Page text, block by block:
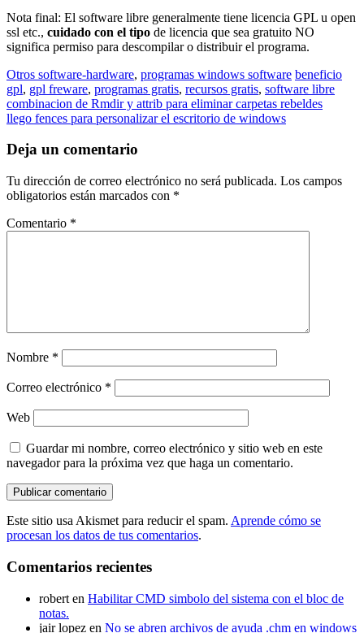
Nota final: El software libre generalmente tiene licencia GPL u open
ssl etc., cuidado con el tipo de licencia que sea gratuito NO
significa permiso para descompilar o distribuir el programa.
Otros software-hardware, programas windows software beneficio
gpl, gpl freware, programas gratis, recursos gratis, software libre
Navegación
de
entradas
combinacion de Rmdir y attrib para eliminar carpetas rebeldes
llego fences para personalizar el escritorio de windows
Deja un comentario
Tu dirección de correo electrónico no será publicada. Los campos
obligatorios están marcados con *
Comentario *
Nombre *
Correo electrónico *
Web
Guardar mi nombre, correo electrónico y sitio web en este
navegador para la próxima vez que haga un comentario.
Este sitio usa Akismet para reducir el spam. Aprende cómo se
procesan los datos de tus comentarios.
Comentarios recientes
robert en Habilitar CMD simbolo del sistema con el bloc de
notas.
jair lopez en No se abren archivos de ayuda .chm en windows